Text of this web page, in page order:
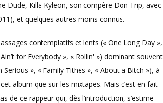
Dude, Killa Kyleon, son compère Don Trip, avec
et quelques autres moins connus.
contemplatifs et lents (« One Long Day »,
for Everybody », « Rollin' ») dominant souvent
», « Family Tithes », « About a Bitch »), à
album que sur les mixtapes. Mais c’est en fait
de ce rappeur qui, dès l’introduction, s’estime